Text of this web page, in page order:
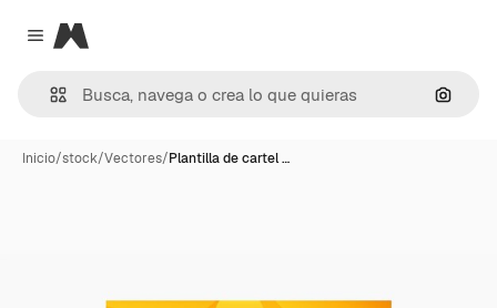
Close menu
Magnific
Inicio/stock/Vectores/Plantilla de cartel …